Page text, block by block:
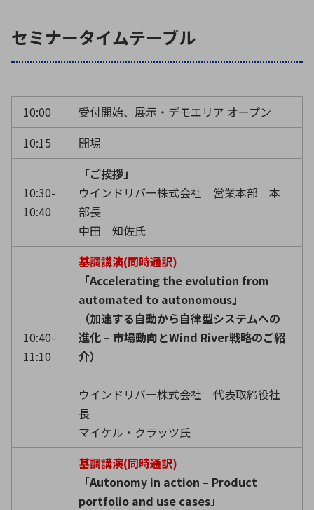
セミナータイムテーブル
10:00
受付開始、展示・デモエリア オープン
10:15
開場
10:30-
10:40
「ご挨拶」
ウインドリバー株式会社 営業本部 本
部長
中田 知佐氏
10:40-
11:10
基調講演(同時通訳)
「Accelerating the evolution from
automated to autonomous」
（加速する自動から自律型システムへの
進化 – 市場動向とWind River戦略のご紹
介）
ウインドリバー株式会社 代表取締役社
長
マイケル・クラッツ氏
基調講演(同時通訳)
「Autonomy in action – Product
portfolio and use cases」